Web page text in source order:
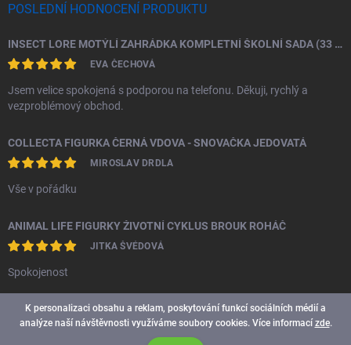
K personalizaci obsahu a reklam, poskytování funkcí sociálních médií a
analýze naší návštěvnosti využíváme soubory cookies. Více informacízde.
POSLEDNÍ HODNOCENÍ PRODUKTU
INSECT LORE MOTÝLÍ ZAHRÁDKA KOMPLETNÍ ŠKOLNÍ SADA (33 HOUSENEK)
EVA ČECHOVÁ
Jsem velice spokojená s podporou na telefonu. Děkuji, rychlý a
vezproblémový obchod.
COLLECTA FIGURKA ČERNÁ VDOVA - SNOVAČKA JEDOVATÁ
MIROSLAV DRDLA
Vše v pořádku
ANIMAL LIFE FIGURKY ŽIVOTNÍ CYKLUS BROUK ROHÁČ
JITKA ŠVÉDOVÁ
Spokojenost